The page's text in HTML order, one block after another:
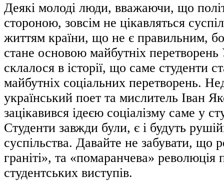
Деякі молоді люди, вважаючи, що
стороною, зовсім не цікавляться
життям країни, що не є правильним,
стане основою майбутніх перетворень
склалося в історії, що саме студенти
майбутніх соціальних перетворень.
український поет та мислитель Іван
зацікавився ідеєю соціалізму саме у
Студенти завжди були, є і будуть
суспільства. Давайте не забувати, що
граніті», та «помаранчева» революція
студентських виступів.